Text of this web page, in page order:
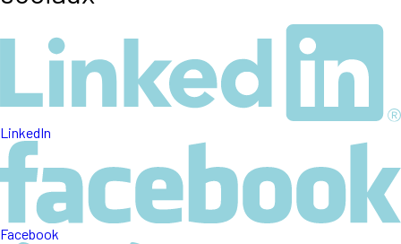
LinkedIn
Facebook